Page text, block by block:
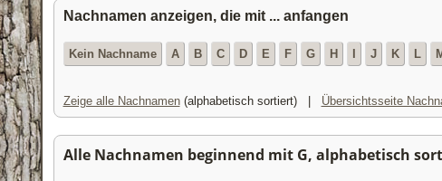
Nachnamen anzeigen, die mit ... anfangen
Kein Nachname A B C D E F G H I J K L
Zeige alle Nachnamen(alphabetisch sortiert) | Übersichtsseite
Alle Nachnamen beginnend mit G, alphabetisch